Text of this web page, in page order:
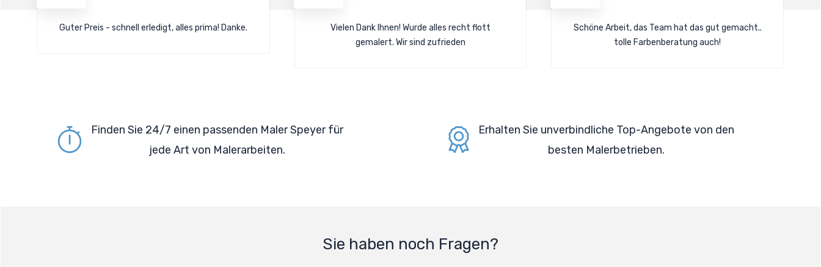
Guter Preis - schnell erledigt, alles prima! Danke.
Vielen Dank Ihnen! Wurde alles recht flott
gemalert. Wir sind zufrieden
Schöne Arbeit, das Team hat das gut gemacht..
tolle Farbenberatung auch!
Finden Sie 24/7 einen passenden Maler Speyer für
jede Art von Malerarbeiten.
Erhalten Sie unverbindliche Top-Angebote von den
besten Malerbetrieben.
Sie haben noch Fragen?